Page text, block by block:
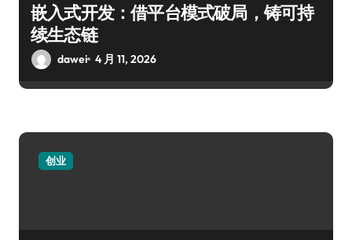
嵌入式开发：借平台模式破局，铸可持
续生态链
dawei 4 月 11, 2026
创业